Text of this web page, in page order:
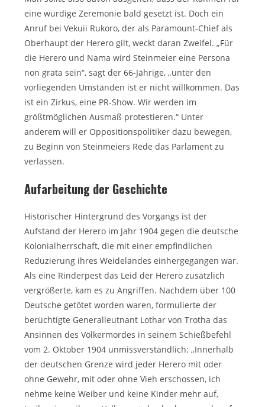
eine würdige Zeremonie bald gesetzt ist. Doch ein
Anruf bei Vekuii Rukoro, der als Paramount-Chief als
Oberhaupt der Herero gilt, weckt daran Zweifel. „Für
die Herero und Nama wird Steinmeier eine Persona
non grata sein“, sagt der 66-Jährige, „unter den
vorliegenden Umständen ist er nicht willkommen. Das
ist ein Zirkus, eine PR-Show. Wir werden im
größtmöglichen Ausmaß protestieren.“ Unter
anderem will er Oppositionspolitiker dazu bewegen,
zu Beginn von Steinmeiers Rede das Parlament zu
verlassen.
Aufarbeitung der Geschichte
Historischer Hintergrund des Vorgangs ist der
Aufstand der Herero im Jahr 1904 gegen die deutsche
Kolonialherrschaft, die mit einer empfindlichen
Reduzierung ihres Weidelandes einhergegangen war.
Als eine Rinderpest das Leid der Herero zusätzlich
vergrößerte, kam es zu Angriffen. Nachdem über 100
Deutsche getötet worden waren, formulierte der
berüchtigte Generalleutnant Lothar von Trotha das
Ansinnen des Völkermordes in seinem Schießbefehl
vom 2. Oktober 1904 unmissverständlich: „Innerhalb
der deutschen Grenze wird jeder Herero mit oder
ohne Gewehr, mit oder ohne Vieh erschossen, ich
nehme keine Weiber und keine Kinder mehr auf,